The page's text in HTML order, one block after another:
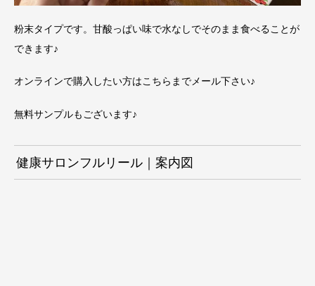
粉末タイプです。甘酸っぱい味で水なしでそのまま食べることが
できます♪
オンラインで購入したい方はこちらまでメール下さい♪
無料サンプルもございます♪
健康サロンフルリール｜案内図